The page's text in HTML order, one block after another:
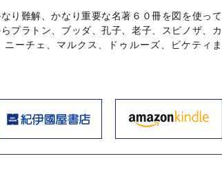
り難解、かなり重要な名著６０冊を図を使って
プラトン、ブッダ、孔子、老子、スピノザ、カ
ーチェ、マルクス、ドゥルーズ、ピケティま